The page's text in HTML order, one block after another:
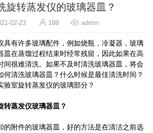
旋转蒸发仪的玻璃器皿？
02-23 188 admin
有许多玻璃配件，例如烧瓶，冷凝器，玻璃
皿在蒸馏过程结束时经常残留，因此如果在高
间很难清洗。如果不及时清洗玻璃器皿，将会
何清洗玻璃器皿？什么时候是最佳清洗时间？
验室旋转蒸发仪的玻璃部分？
转蒸发仪玻璃器皿？
附件的玻璃器皿，好的方法是在清洁之前选